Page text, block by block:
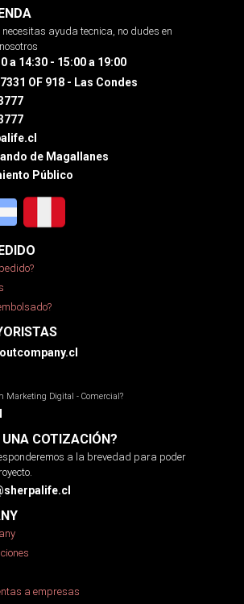
ayuda tecnica, no dudes en
a 14:30 - 15:00 a 19:00
OF 918 - Las Condes
de Magallanes
Público
Marketing Digital - Comercial?
UNA COTIZACIÓN?
a la brevedad para poder
a empresas